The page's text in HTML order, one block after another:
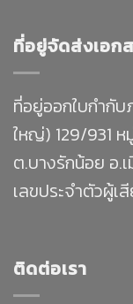
ที่อยู่จัดส่งเอก
ที่อยู่ออกใบกำกั
ใหญ่) 129/931 ห
ต.บางรักน้อย อ.
เลขประจำตัวผู้
ติดต่อเรา